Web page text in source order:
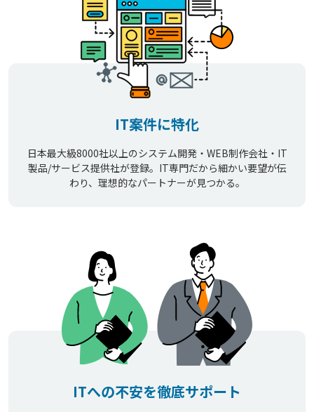
IT案件に特化
日本最大級8000社以上のシステム開発・WEB制作会社・IT
製品/サービス提供社が登録。IT専門だから細かい要望が伝
わり、理想的なパートナーが見つかる。
ITへの不安を徹底サポート